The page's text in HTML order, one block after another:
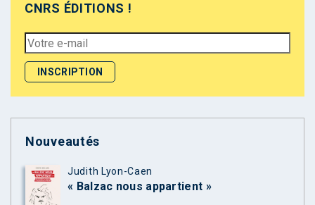
CNRS ÉDITIONS !
Nouveautés
Judith Lyon-Caen
« Balzac nous appartient »